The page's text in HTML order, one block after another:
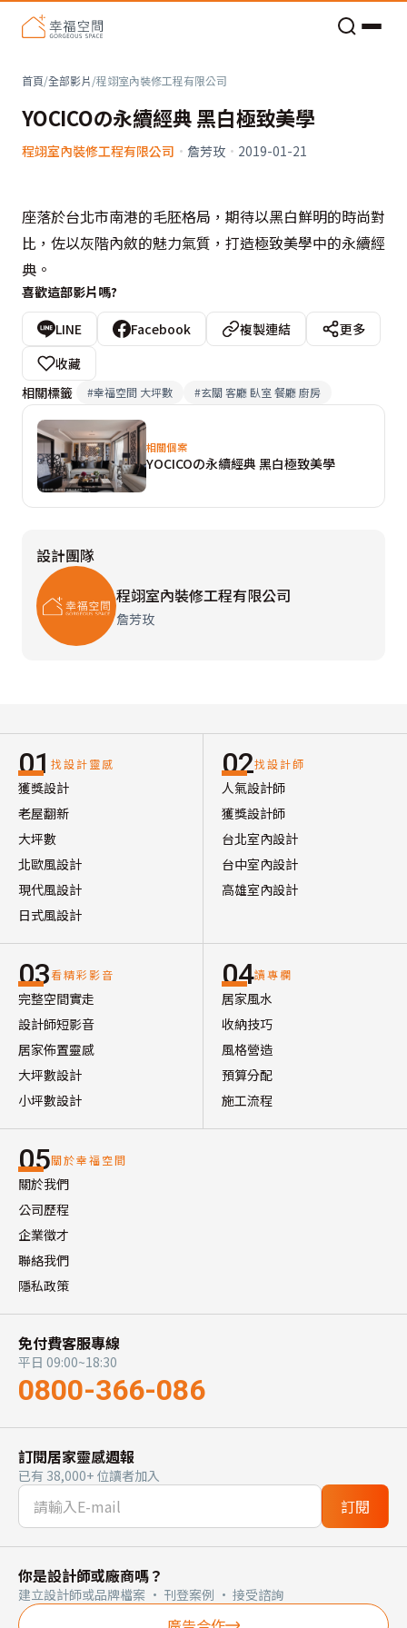
首頁/全部影片/程翊室內裝修工程有限公司
YOCICOの永續經典 黑白極致美學
程翊室內裝修工程有限公司 · 詹芳玫 · 2019-01-21
座落於台北市南港的毛胚格局，期待以黑白鮮明的時尚對
比，佐以灰階內斂的魅力氣質，打造極致美學中的永續經
典。
喜歡這部影片嗎?
LINE Facebook 複製連結
更多
收藏
相關標籤
#幸福空間 大坪數 #玄關 客廳 臥室 餐廳 廚房
相關個案
YOCICOの永續經典 黑白極致美學
設計團隊
程翊室內裝修工程有限公司
詹芳玫
01 找設計靈感
獲獎設計
老屋翻新
大坪數
北歐風設計
現代風設計
日式風設計
02找設計師
人氣設計師
獲獎設計師
台北室內設計
台中室內設計
高雄室內設計
03看精彩影音
完整空間實走
設計師短影音
居家佈置靈感
大坪數設計
小坪數設計
04讀專欄
居家風水
收納技巧
風格營造
預算分配
施工流程
05關於幸福空間
關於我們
公司歷程
企業徵才
聯絡我們
隱私政策
免付費客服專線
平日 09:00~18:30
0800-366-086
訂閱居家靈感週報
已有 38,000+ 位讀者加入
訂閱
你是設計師或廠商嗎？
建立設計師或品牌檔案 · 刊登案例 · 接受諮詢